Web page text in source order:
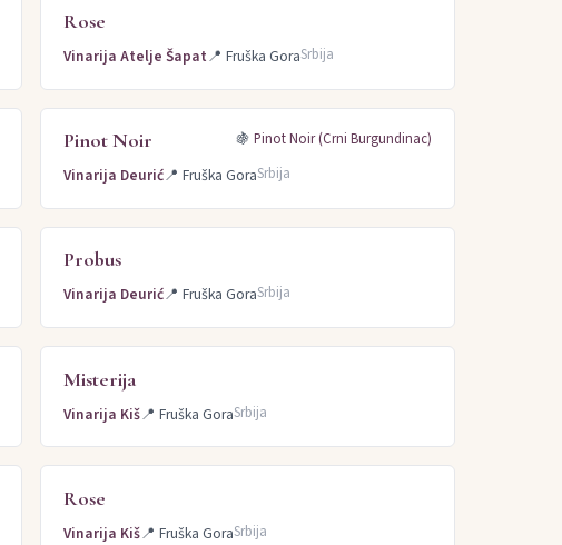
Rose
Vinarija Atelje Šapat📍 Fruška GoraSrbija
Pinot Noir 🍇 Pinot Noir (Crni Burgundinac)
Vinarija Deurić📍 Fruška GoraSrbija
Probus
Vinarija Deurić📍 Fruška GoraSrbija
Misterija
Vinarija Kiš📍 Fruška GoraSrbija
Rose
Vinarija Kiš📍 Fruška GoraSrbija